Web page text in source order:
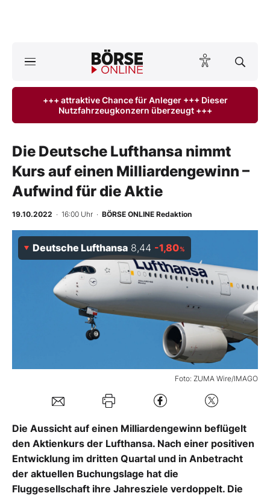
ktuelle Ausgabe BÖRSE ONLINE lesen
Finanz-Check
BO-Musterdepots
Experten
Mein B:O
Mein Konto
+++ attraktive Chance für Anleger +++ Dieser
Nutzfahrzeugkonzern überzeugt +++
Die Deutsche Lufthansa nimmt
Kurs auf einen Milliardengewinn –
Aufwind für die Aktie
19.10.2022 · 16:00 Uhr · BÖRSE ONLINE Redaktion
Foto: ZUMA Wire/IMAGO
Deutsche Lufthansa 8,44 -1,80%
Die Aussicht auf einen Milliardengewinn beflügelt
den Aktienkurs der Lufthansa. Nach einer positiven
Entwicklung im dritten Quartal und in Anbetracht
der aktuellen Buchungslage hat die
Fluggesellschaft ihre Jahresziele verdoppelt. Die